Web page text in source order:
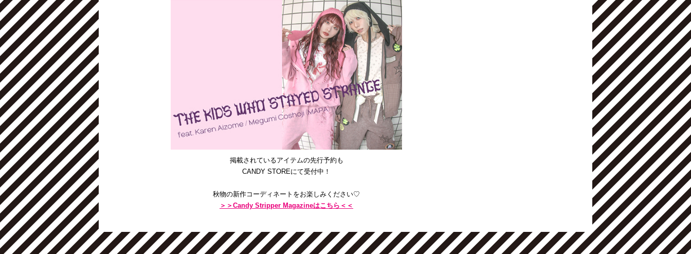
掲載されているアイテムの先行予約も
CANDY STOREにて受付中！
秋物の新作コーディネートをお楽しみください♡
＞＞Candy Stripper Magazineはこちら＜＜